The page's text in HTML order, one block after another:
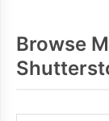
Browse